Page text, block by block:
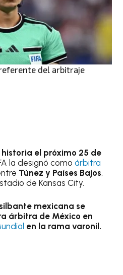
del arbitraje
el próximo 25 de
la designó comoárbitra
Túnez y Países Bajos,
de Kansas City.
mexicana se
árbitra de México en
en la rama varonil.